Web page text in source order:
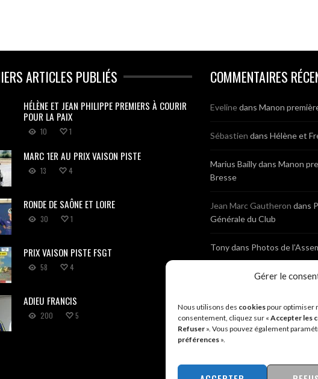
Gérer le
Nous utilisons des cookiespour optimiser
consentement, cliquez sur « Accepter les
Refuser ». Vous pouvez également
préférences ».
ARTICLES PUBLIÉS
HÉLÈNE ET JEAN PHILIPPE PREMIERS À COURIR
POUR LA PAIX
10 1
MARC 1ER AU PRIX VAISON PISTE
13 4
RONDE DE SAÔNE ET LOIRE
30 1
PRIX VAISON PISTE FSGT
58 4
ADIEU FRANCIS
200 5
COMMENTAIRES
Evelinedans Manon
Sébastien dans Hélène et
Marius Baillydans Manon
Bresse
Jean Marc Gautheron dans
Générale du Club
Tonydans Photos de
dansCyclocross
BreniauxdansCyclocross
AnonymedansDiététique
Robert